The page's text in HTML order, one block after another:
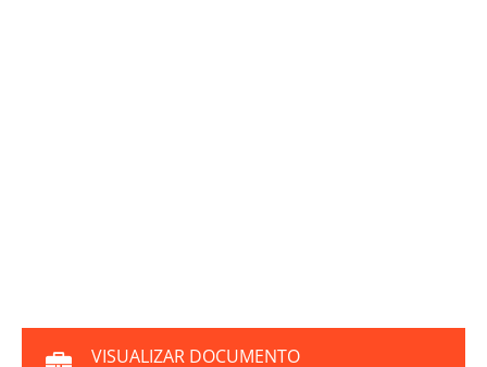
VISUALIZAR DOCUMENTO